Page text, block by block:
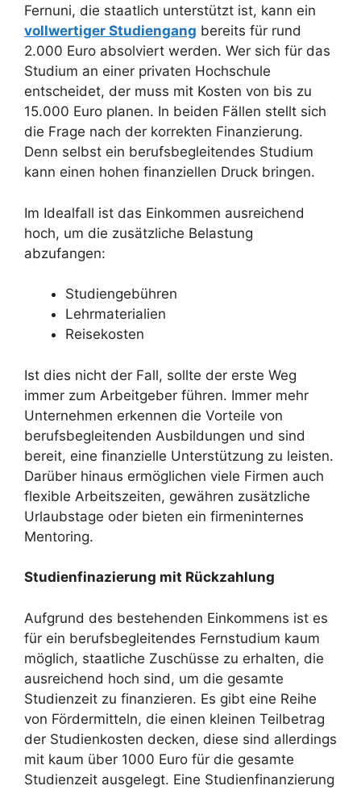
Fernuni, die staatlich unterstützt ist, kann ein
vollwertiger Studiengang bereits für rund
2.000 Euro absolviert werden. Wer sich für das
Studium an einer privaten Hochschule
entscheidet, der muss mit Kosten von bis zu
15.000 Euro planen. In beiden Fällen stellt sich
die Frage nach der korrekten Finanzierung.
Denn selbst ein berufsbegleitendes Studium
kann einen hohen finanziellen Druck bringen.
Im Idealfall ist das Einkommen ausreichend
hoch, um die zusätzliche Belastung
abzufangen:
Studiengebühren
Lehrmaterialien
Reisekosten
Ist dies nicht der Fall, sollte der erste Weg
immer zum Arbeitgeber führen. Immer mehr
Unternehmen erkennen die Vorteile von
berufsbegleitenden Ausbildungen und sind
bereit, eine finanzielle Unterstützung zu leisten.
Darüber hinaus ermöglichen viele Firmen auch
flexible Arbeitszeiten, gewähren zusätzliche
Urlaubstage oder bieten ein firmeninternes
Mentoring.
Studienfinazierung mit Rückzahlung
Aufgrund des bestehenden Einkommens ist es
für ein berufsbegleitendes Fernstudium kaum
möglich, staatliche Zuschüsse zu erhalten, die
ausreichend hoch sind, um die gesamte
Studienzeit zu finanzieren. Es gibt eine Reihe
von Fördermitteln, die einen kleinen Teilbetrag
der Studienkosten decken, diese sind allerdings
mit kaum über 1000 Euro für die gesamte
Studienzeit ausgelegt. Eine Studienfinanzierung